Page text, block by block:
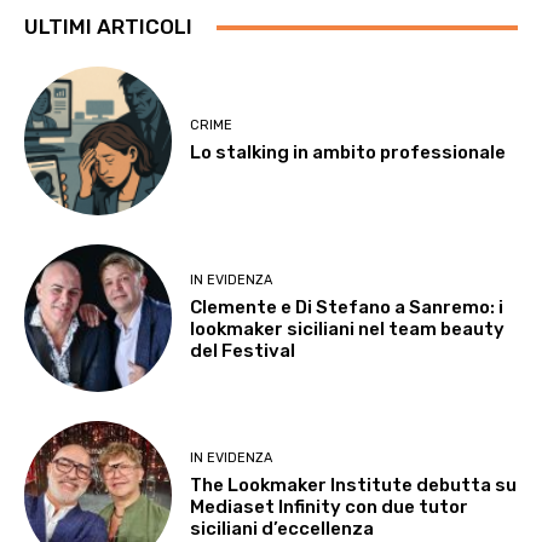
ULTIMI ARTICOLI
CRIME
Lo stalking in ambito professionale
IN EVIDENZA
Clemente e Di Stefano a Sanremo: i
lookmaker siciliani nel team beauty
del Festival
IN EVIDENZA
The Lookmaker Institute debutta su
Mediaset Infinity con due tutor
siciliani d’eccellenza